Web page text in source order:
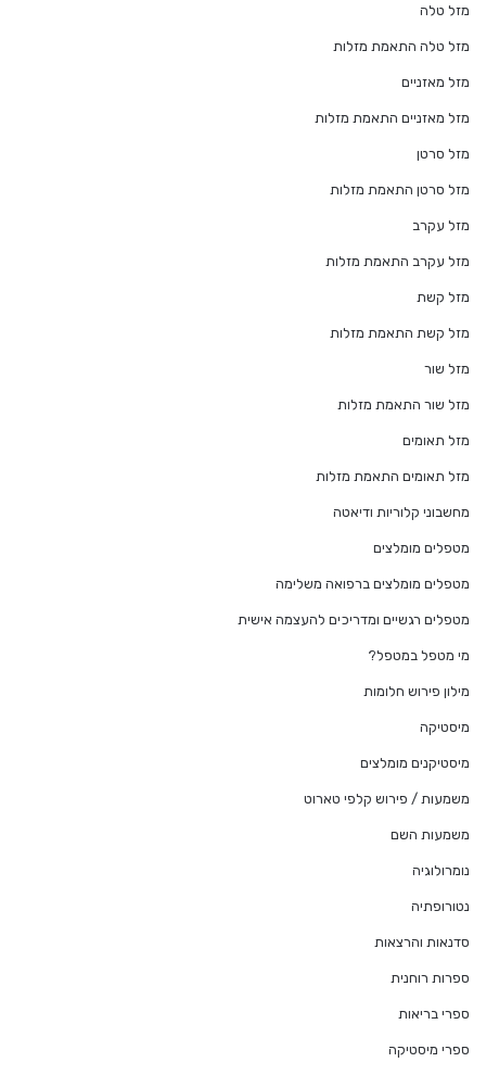
מזל טלה
מזל טלה התאמת מזלות
מזל מאזניים
מזל מאזניים התאמת מזלות
מזל סרטן
מזל סרטן התאמת מזלות
מזל עקרב
מזל עקרב התאמת מזלות
מזל קשת
מזל קשת התאמת מזלות
מזל שור
מזל שור התאמת מזלות
מזל תאומים
מזל תאומים התאמת מזלות
מחשבוני קלוריות ודיאטה
מטפלים מומלצים
מטפלים מומלצים ברפואה משלימה
מטפלים רגשיים ומדריכים להעצמה אישית
מי מטפל במטפל?
מילון פירוש חלומות
מיסטיקה
מיסטיקנים מומלצים
משמעות / פירוש קלפי טארוט
משמעות השם
נומרולוגיה
נטורופתיה
סדנאות והרצאות
ספרות רוחנית
ספרי בריאות
ספרי מיסטיקה